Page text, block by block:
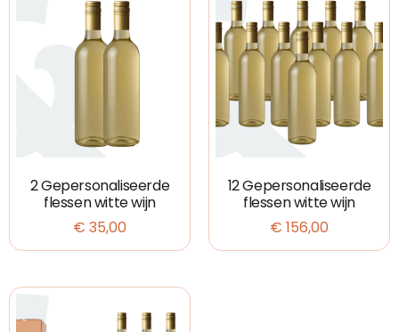
2 Gepersonaliseerde
flessen witte wijn
€ 35,00
12 Gepersonaliseerde
flessen witte wijn
€ 156,00